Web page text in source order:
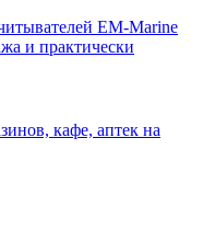
EM-Marine
и практически